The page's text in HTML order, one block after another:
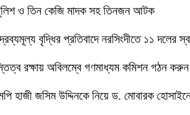
ও তিন কেজি মাদক সহ তিনজন আটক
বৃদ্ধির প্রতিবাদে নরসিংদীতে ১১ দলের
রক্ষায় অবিলম্বে গণমাধ্যম কমিশন গঠন করুন
হাজী জসিম উদ্দিনকে নিয়ে ড. মোবারক